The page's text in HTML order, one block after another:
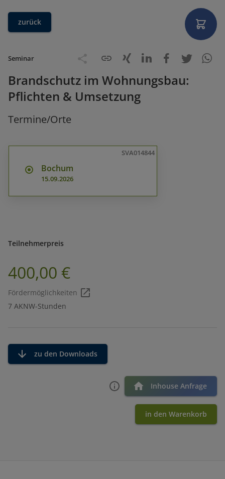
zurück
Seminar
Brandschutz im Wohnungsbau:
Pflichten & Umsetzung
Termine/Orte
SVA014844
Bochum
15.09.2026
Teilnehmerpreis
400,00 €
Fördermöglichkeiten
7 AKNW-Stunden
zu den Downloads
Inhouse Anfrage
in den Warenkorb